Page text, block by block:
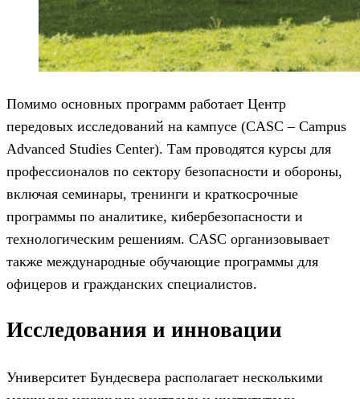
Помимо основных программ работает Центр
передовых исследований на кампусе (CASC – Campus
Advanced Studies Center). Там проводятся курсы для
профессионалов по сектору безопасности и обороны,
включая семинары, тренинги и краткосрочные
программы по аналитике, кибербезопасности и
технологическим решениям. CASC организовывает
также международные обучающие программы для
офицеров и гражданских специалистов.
Исследования и инновации
Университет Бундесвера располагает несколькими